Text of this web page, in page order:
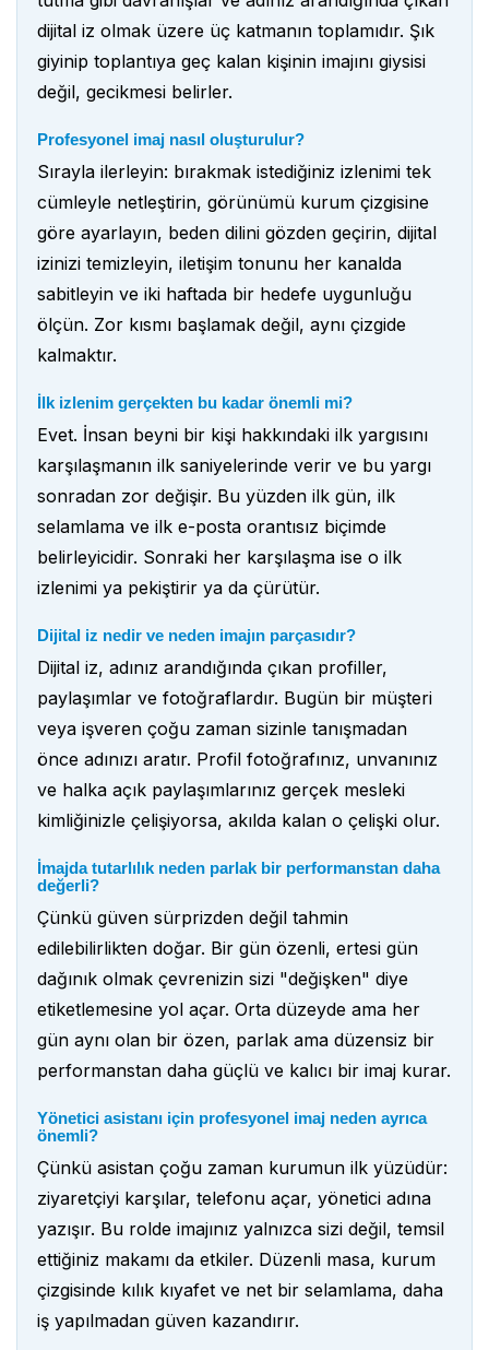
dijital iz olmak üzere üç katmanın toplamıdır. Şık
giyinip toplantıya geç kalan kişinin imajını giysisi
değil, gecikmesi belirler.
Profesyonel imaj nasıl oluşturulur?
Sırayla ilerleyin: bırakmak istediğiniz izlenimi tek
cümleyle netleştirin, görünümü kurum çizgisine
göre ayarlayın, beden dilini gözden geçirin, dijital
izinizi temizleyin, iletişim tonunu her kanalda
sabitleyin ve iki haftada bir hedefe uygunluğu
ölçün. Zor kısmı başlamak değil, aynı çizgide
kalmaktır.
İlk izlenim gerçekten bu kadar önemli mi?
Evet. İnsan beyni bir kişi hakkındaki ilk yargısını
karşılaşmanın ilk saniyelerinde verir ve bu yargı
sonradan zor değişir. Bu yüzden ilk gün, ilk
selamlama ve ilk e-posta orantısız biçimde
belirleyicidir. Sonraki her karşılaşma ise o ilk
izlenimi ya pekiştirir ya da çürütür.
Dijital iz nedir ve neden imajın parçasıdır?
Dijital iz, adınız arandığında çıkan profiller,
paylaşımlar ve fotoğraflardır. Bugün bir müşteri
veya işveren çoğu zaman sizinle tanışmadan
önce adınızı aratır. Profil fotoğrafınız, unvanınız
ve halka açık paylaşımlarınız gerçek mesleki
kimliğinizle çelişiyorsa, akılda kalan o çelişki olur.
İmajda tutarlılık neden parlak bir performanstan daha
değerli?
Çünkü güven sürprizden değil tahmin
edilebilirlikten doğar. Bir gün özenli, ertesi gün
dağınık olmak çevrenizin sizi "değişken" diye
etiketlemesine yol açar. Orta düzeyde ama her
gün aynı olan bir özen, parlak ama düzensiz bir
performanstan daha güçlü ve kalıcı bir imaj kurar.
Yönetici asistanı için profesyonel imaj neden ayrıca
önemli?
Çünkü asistan çoğu zaman kurumun ilk yüzüdür:
ziyaretçiyi karşılar, telefonu açar, yönetici adına
yazışır. Bu rolde imajınız yalnızca sizi değil, temsil
ettiğiniz makamı da etkiler. Düzenli masa, kurum
çizgisinde kılık kıyafet ve net bir selamlama, daha
iş yapılmadan güven kazandırır.